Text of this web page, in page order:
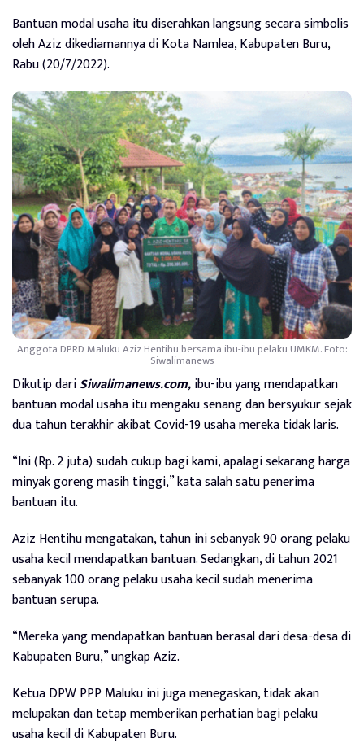
Bantuan modal usaha itu diserahkan langsung secara simbolis
oleh Aziz dikediamannya di Kota Namlea, Kabupaten Buru,
Rabu (20/7/2022).
Anggota DPRD Maluku Aziz Hentihu bersama ibu-ibu pelaku UMKM.Foto:
Siwalimanews
Dikutip dariSiwalimanews.com,ibu-ibu yang mendapatkan
bantuan modal usaha itu mengaku senang dan bersyukur sejak
dua tahun terakhir akibat Covid-19 usaha mereka tidak laris.
“Ini (Rp. 2 juta) sudah cukup bagi kami, apalagi sekarang harga
minyak goreng masih tinggi,” kata salah satu penerima
bantuan itu.
Aziz Hentihu mengatakan, tahun ini sebanyak 90 orang pelaku
usaha kecil mendapatkan bantuan.Sedangkan, di tahun 2021
sebanyak 100 orang pelaku usaha kecil sudah menerima
bantuan serupa.
“Mereka yang mendapatkan bantuan berasal dari desa-desa di
Kabupaten Buru,” ungkap Aziz.
Ketua DPW PPP Maluku ini juga menegaskan, tidak akan
melupakan dan tetap memberikan perhatian bagi pelaku
usaha kecil di Kabupaten Buru.